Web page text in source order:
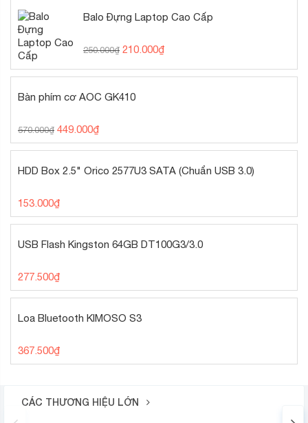
Balo Đựng Laptop Cao Cấp
250.000₫ 210.000₫
Bàn phím cơ AOC GK410
570.000₫ 449.000₫
HDD Box 2.5" Orico 2577U3 SATA (Chuẩn USB 3.0)
153.000₫
USB Flash Kingston 64GB DT100G3/3.0
277.500₫
Loa Bluetooth KIMOSO S3
367.500₫
CÁC THƯƠNG HIỆU LỚN